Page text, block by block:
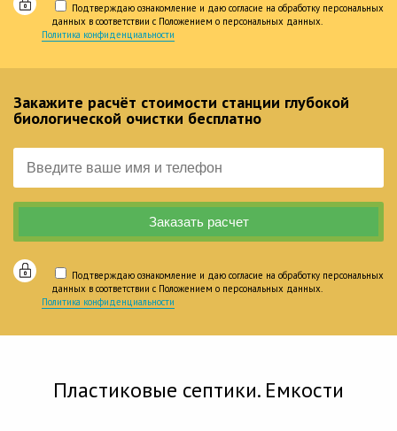
Подтверждаю ознакомление и даю согласие на обработку персональных
данных в соответствии с Положением о персональных данных.
Политика конфиденциальности
Закажите расчёт стоимости станции глубокой
биологической очистки бесплатно
Подтверждаю ознакомление и даю согласие на обработку персональных
данных в соответствии с Положением о персональных данных.
Политика конфиденциальности
Пластиковые септики. Емкости